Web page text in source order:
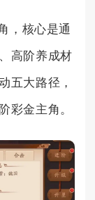
，核心是通
高阶养成材
五大路径，
彩金主角。